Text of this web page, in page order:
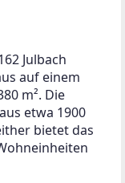
Julbach
auf einem
m². Die
etwa 1900
bietet das